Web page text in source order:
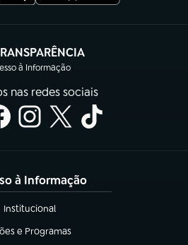
à Informação
(abre em nova aba)
nas redes sociais
à Informação
Institucional
(abre em nova aba)
e Programas
em nova aba)